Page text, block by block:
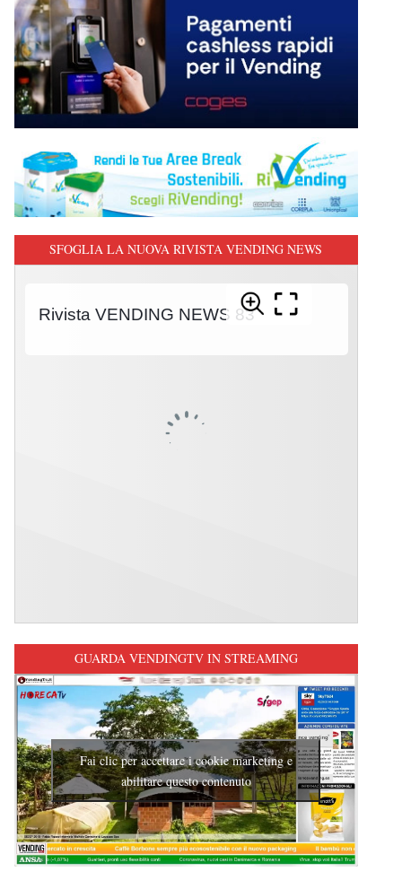
SFOGLIA LA NUOVA RIVISTA VENDING NEWS
GUARDA VENDINGTV IN STREAMING
Fai clic per accettare i cookie marketing e
abilitare questo contenuto